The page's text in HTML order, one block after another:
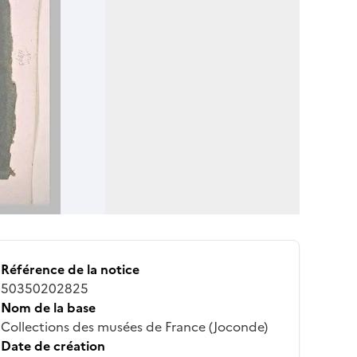
Référence de la notice
50350202825
Nom de la base
Collections des musées de France (Joconde)
Date de création